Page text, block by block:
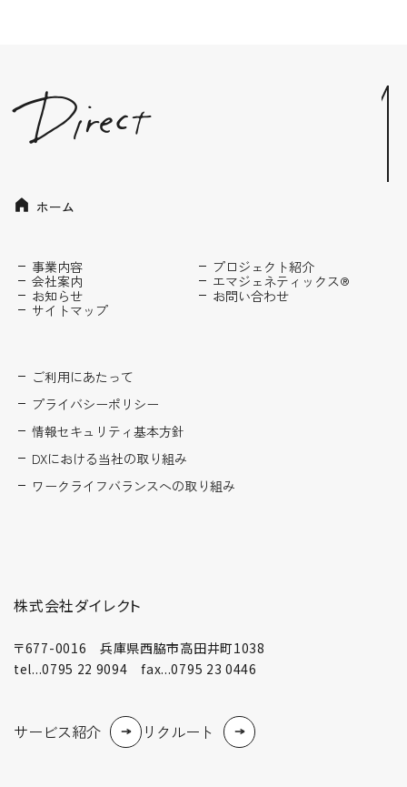
株式会社ダイレクト
〒677-0016 兵庫県西脇市高田井町1038
tel...0795 22 9094 fax...0795 23 0446
サービス紹介 リクルート
ホーム
事業内容
プロジェクト紹介
会社案内
エマジェネティックス®
お知らせ
お問い合わせ
サイトマップ
ご利用にあたって
プライバシーポリシー
情報セキュリティ基本方針
DXにおける当社の取り組み
ワークライフバランスへの取り組み